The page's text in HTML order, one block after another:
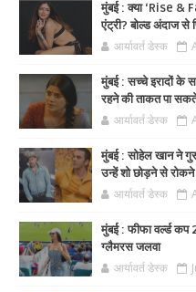
मुंबई : क्या ‘Rise &
एंट्री? बोल्ड अंदाज से
आर्यावर्त डेस्क
मुंबई : सच्चे इरादों के
रहने की ताकत पा
आर्यावर्त डेस्क
मुंबई : सोहेल खान ने
उन्हें शो छोड़ने से
आर्यावर्त डेस्क
मुंबई : फीफा वर्ल्ड
ग्लैमरस जलवा
आर्यावर्त डेस्क